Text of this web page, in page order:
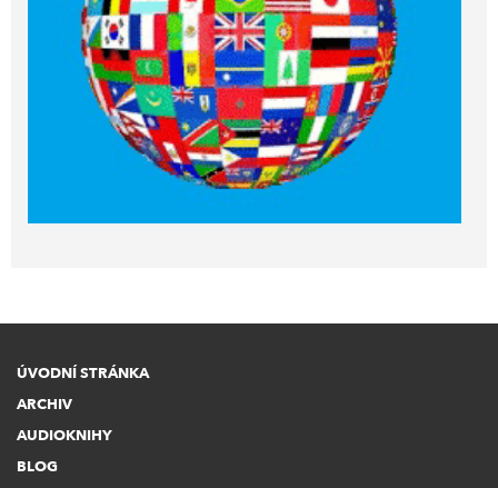
ÚVODNÍ STRÁNKA
ARCHIV
AUDIOKNIHY
BLOG